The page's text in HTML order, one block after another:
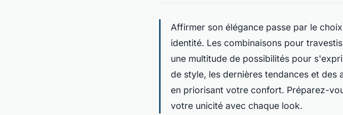
Affirmer son élégance passe par le
identité. Les combinaisons pour
une multitude de possibilités pour
de style, les dernières tendances et
en priorisant votre confort. Préparez-
votre unicité avec chaque look.